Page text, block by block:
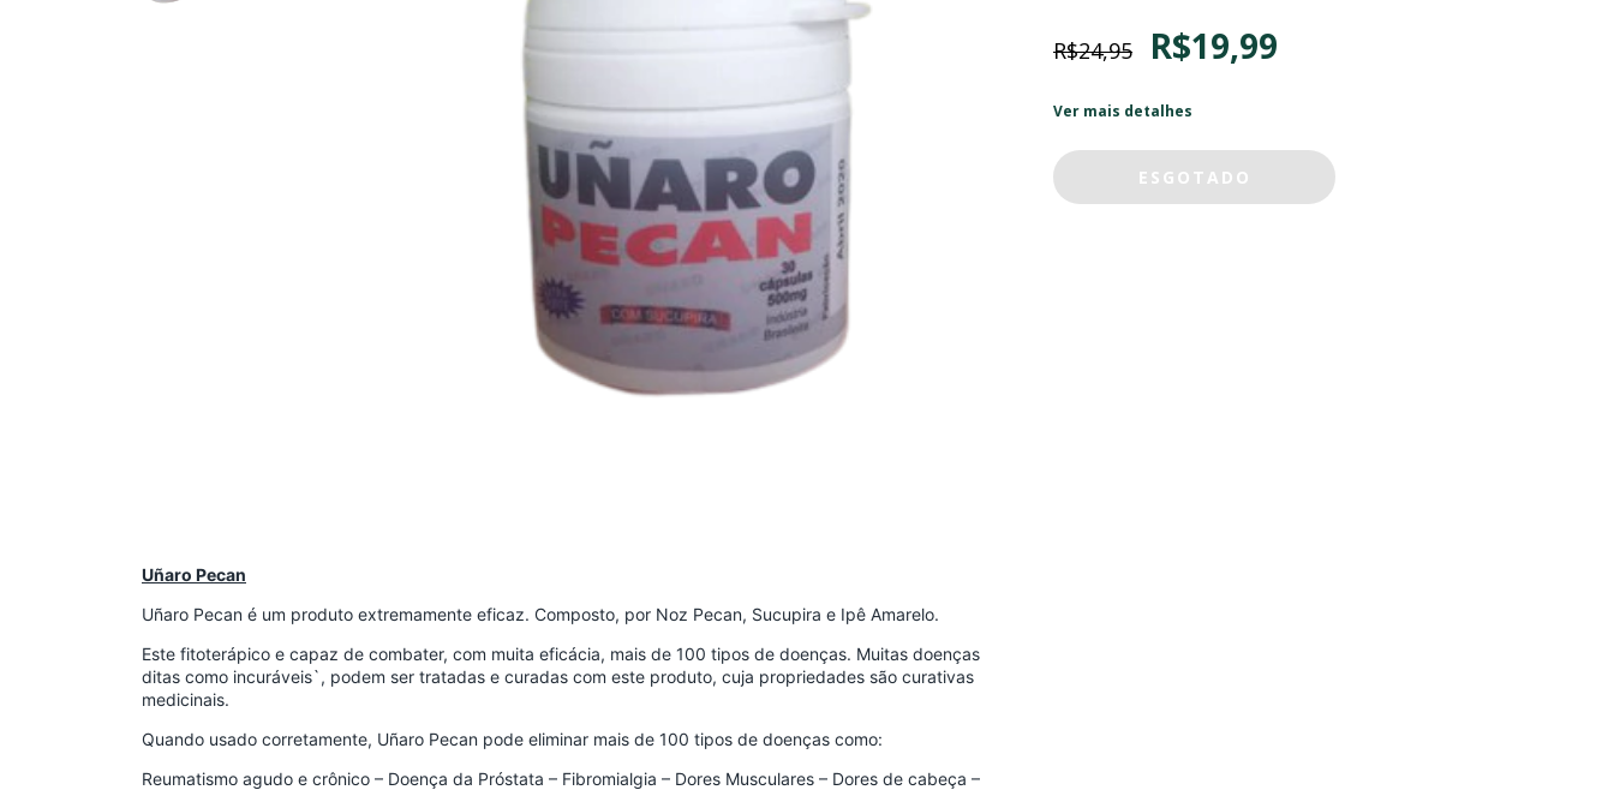
Uñaro Pecan
Uñaro Pecan é um produto extremamente eficaz. Composto, por Noz Pecan, Sucupira e Ipê Amarelo.
Este fitoterápico e capaz de combater, com muita eficácia, mais de 100 tipos de doenças. Muitas doenças
ditas como incuráveis`, podem ser tratadas e curadas com este produto, cuja propriedades são curativas
medicinais.
Quando usado corretamente, Uñaro Pecan pode eliminar mais de 100 tipos de doenças como:
Reumatismo agudo e crônico – Doença da Próstata – Fibromialgia – Dores Musculares – Dores de cabeça –
R$24,95 R$19,99
Ver mais detalhes